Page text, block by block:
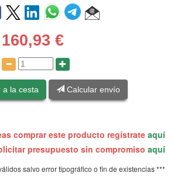
160,93 €
la cesta Calcular envío
comprar este producto regístrate aquí
presupuesto sin compromiso aquí
salvo error tipográfico o fin de existencias ***